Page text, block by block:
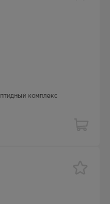
комплекс